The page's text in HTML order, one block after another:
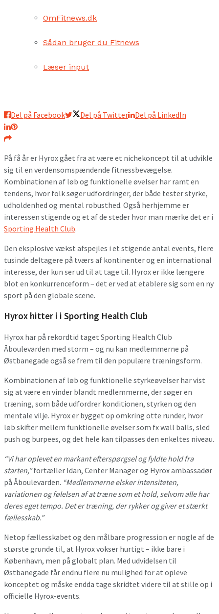
OmFitnews.dk
Sådan bruger du Fitnews
Læser input
Del på Facebook Del på Twitter Del på LinkedIn
På få år er Hyrox gået fra at være et nichekoncept til at udvikle
sig til en verdensomspændende fitnessbevægelse.
Kombinationen af løb og funktionelle øvelser har ramt en
tendens, hvor folk søger udfordringer, der både tester styrke,
udholdenhed og mental robusthed. Også herhjemme er
interessen stigende og et af de steder hvor man mærke det er i
Sporting Health Club.
Den eksplosive vækst afspejles i et stigende antal events, flere
tusinde deltagere på tværs af kontinenter og en international
interesse, der kun ser ud til at tage til. Hyrox er ikke længere
blot en konkurrenceform – det er ved at etablere sig som en ny
sport på den globale scene.
Hyrox hitter i i Sporting Health Club
Hyrox har på rekordtid taget Sporting Health Club
Åboulevarden med storm – og nu kan medlemmerne på
Østbanegade også se frem til den populære træningsform.
Kombinationen af løb og funktionelle styrkeøvelser har vist
sig at være en vinder blandt medlemmerne, der søger en
træning, som både udfordrer konditionen, styrken og den
mentale vilje. Hyrox er bygget op omkring otte runder, hvor
løb skifter mellem funktionelle øvelser som fx wall balls, sled
push og burpees, og det hele kan tilpasses den enkeltes niveau.
“Vi har oplevet en markant efterspørgsel og fyldte hold fra
starten,”fortæller Idan, Center Manager og Hyrox ambassadør
på Åboulevarden. “Medlemmerne elsker intensiteten,
variationen og følelsen af at træne som et hold, selvom alle har
deres eget tempo. Det er træning, der rykker og giver et stærkt
fællesskab.”
Netop fællesskabet og den målbare progression er nogle af de
største grunde til, at Hyrox vokser hurtigt – ikke bare i
København, men på globalt plan. Med udvidelsen til
Østbanegade får endnu flere nu mulighed for at opleve
konceptet og måske endda tage skridtet videre til at stille op i
officielle Hyrox-events.